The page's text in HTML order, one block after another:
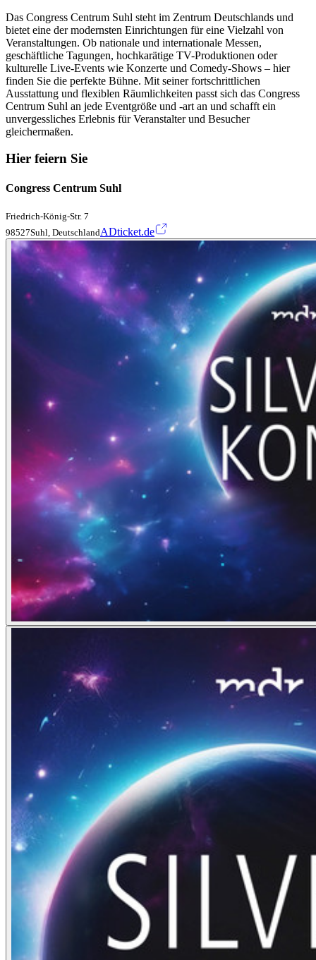
Das Congress Centrum Suhl steht im Zentrum Deutschlands und
bietet eine der modernsten Einrichtungen für eine Vielzahl von
Veranstaltungen. Ob nationale und internationale Messen,
geschäftliche Tagungen, hochkarätige TV-Produktionen oder
kulturelle Live-Events wie Konzerte und Comedy-Shows – hier
finden Sie die perfekte Bühne. Mit seiner fortschrittlichen
Ausstattung und flexiblen Räumlichkeiten passt sich das Congress
Centrum Suhl an jede Eventgröße und -art an und schafft ein
unvergessliches Erlebnis für Veranstalter und Besucher
gleichermaßen.
Hier feiern Sie
Congress Centrum Suhl
Friedrich-König-Str. 7
98527Suhl, DeutschlandADticket.de